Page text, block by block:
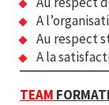
A
Au respect
A la
TEAM